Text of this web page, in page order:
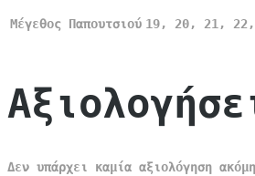
Μέγεθος Παπουτσιού 19, 20, 21,
Δεν υπάρχει καμία αξιολόγηση